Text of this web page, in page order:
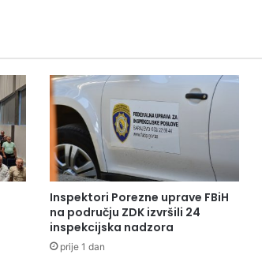
Inspektori Porezne uprave FBiH
na području ZDK izvršili 24
inspekcijska nadzora
prije 1 dan